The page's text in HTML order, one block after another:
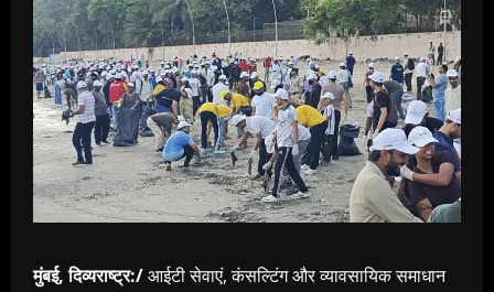
मुंबई, दिव्यराष्ट्र:/आईटी सेवाएं, कंसल्टिंग और व्यावसायिक समाधान